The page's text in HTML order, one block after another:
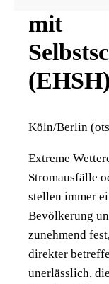
mit
(EHSH)
Köln/Berlin
Extreme
Stromausfälle
stellen immer
Bevölkerung
zunehmend
direkter
unerlässlich,